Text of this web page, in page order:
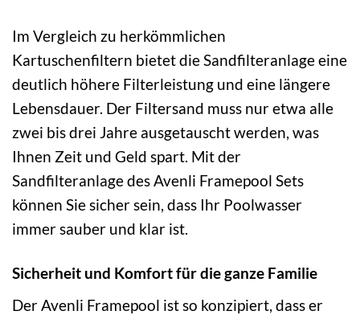
Im Vergleich zu herkömmlichen
Kartuschenfiltern bietet die Sandfilteranlage eine
deutlich höhere Filterleistung und eine längere
Lebensdauer. Der Filtersand muss nur etwa alle
zwei bis drei Jahre ausgetauscht werden, was
Ihnen Zeit und Geld spart. Mit der
Sandfilteranlage des Avenli Framepool Sets
können Sie sicher sein, dass Ihr Poolwasser
immer sauber und klar ist.
Sicherheit und Komfort für die ganze Familie
Der Avenli Framepool ist so konzipiert, dass er